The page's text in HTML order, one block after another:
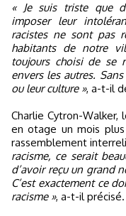
« Je suis triste que
imposer leur
racistes ne sont pas
habitants de notre
toujours choisi de se
envers les autres.
ou leur culture », a-t-il
Charlie Cytron-
en otage un mois
rassemblement
racisme, ce serait
d’avoir reçu un grand
C’est exactement ce
racisme », a-t-il précisé.